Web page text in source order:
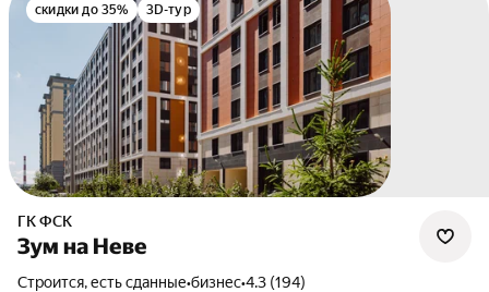
скидки до 35% 3D-тур
ГК ФСК
Зум на Неве
Строится, есть сданные•бизнес•4.3 (194)